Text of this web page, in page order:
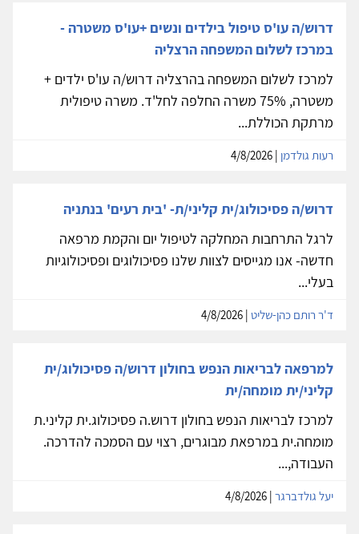
דרוש/ה עו'ס טיפול בילדים ונשים +עו'ס משטרה -
במרכז לשלום המשפחה הרצליה
למרכז לשלום המשפחה בהרצליה דרוש/ה עו'ס ילדים +
משטרה, 75% משרה החלפה לחל'ד. משרה טיפולית
מרתקת הכוללת...
רעות גולדמן
דרוש/ה פסיכולוג/ית קליני/ת- 'בית רעים' בנתניה
לרגל התרחבות המחלקה לטיפול יום והקמת מרפאה
חדשה- אנו מגייסים לצוות שלנו פסיכולוגים ופסיכולוגיות
בעלי...
ד'ר רותם כהן-שליט
למרפאה לבריאות הנפש בחולון דרוש/ה פסיכולוג/ית
קליני/ית מומחה/ית
למרכז לבריאות הנפש בחולון דרוש.ה פסיכולוג.ית קליני.ת
מומחה.ית במרפאת מבוגרים, רצוי עם הסמכה להדרכה.
העבודה,...
יעל גולדברגר